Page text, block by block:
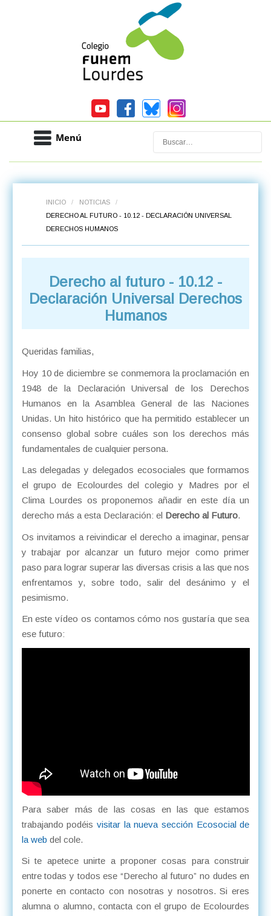
Menú Buscar
INICIO / NOTICIAS
/
DERECHO AL FUTURO - 10.12 - DECLARACIÓN UNIVERSAL
DERECHOS HUMANOS
Derecho al futuro - 10.12 -
Declaración Universal Derechos
Humanos
Queridas familias,
Hoy 10 de diciembre se conmemora la proclamación en
1948 de la Declaración Universal de los Derechos
Humanos en la Asamblea General de las Naciones
Unidas. Un hito histórico que ha permitido establecer un
consenso global sobre cuáles son los derechos más
fundamentales de cualquier persona.
Las delegadas y delegados ecosociales que formamos
el grupo de Ecolourdes del colegio y Madres por el
Clima Lourdes os proponemos añadir en este día un
derecho más a esta Declaración: el Derecho al Futuro.
Os invitamos a reivindicar el derecho a imaginar, pensar
y trabajar por alcanzar un futuro mejor como primer
paso para lograr superar las diversas crisis a las que nos
enfrentamos y, sobre todo, salir del desánimo y el
pesimismo.
En este vídeo os contamos cómo nos gustaría que sea
ese futuro:
Para saber más de las cosas en las que estamos
trabajando podéisvisitar la nueva sección Ecosocial de
la web del cole.
Si te apetece unirte a proponer cosas para construir
entre todas y todos ese “Derecho al futuro” no dudes en
ponerte en contacto con nosotras y nosotros. Si eres
alumna o alumno, contacta con el grupo de Ecolourdes